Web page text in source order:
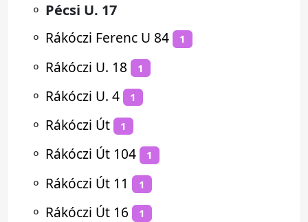
⚬ Pécsi U. 17
⚬ Rákóczi Ferenc U 84 1
⚬ Rákóczi U. 18 1
⚬ Rákóczi U. 4 1
⚬ Rákóczi Út 1
⚬ Rákóczi Út 104 1
⚬ Rákóczi Út 11 1
⚬ Rákóczi Út 16 1